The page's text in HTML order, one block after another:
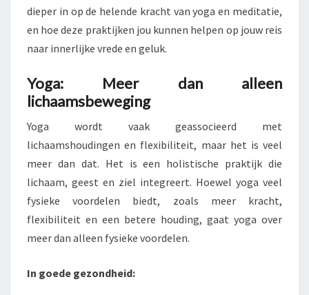
dieper in op de helende kracht van yoga en meditatie,
en hoe deze praktijken jou kunnen helpen op jouw reis
naar innerlijke vrede en geluk.
Yoga: Meer dan alleen
lichaamsbeweging
Yoga wordt vaak geassocieerd met
lichaamshoudingen en flexibiliteit, maar het is veel
meer dan dat. Het is een holistische praktijk die
lichaam, geest en ziel integreert. Hoewel yoga veel
fysieke voordelen biedt, zoals meer kracht,
flexibiliteit en een betere houding, gaat yoga over
meer dan alleen fysieke voordelen.
In goede gezondheid: